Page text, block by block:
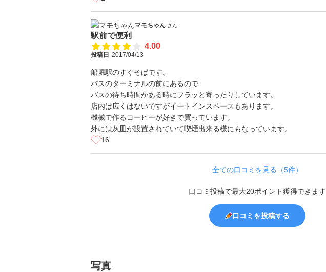
マモちゃん さん
駅前で便利
4.00
投稿日 2017/04/13
船堀駅のすぐそばです。
バスのターミナルの前にあるので
バスの待ち時間がある時にフラッと寄ったりしています。
店内は広くはないですがイートインスペースもあります。
機械で作るコーヒーが好きで買っています。
外には灰皿が設置されていて喫煙出来る様にもなっています。
16
全ての口コミを見る（5件）
口コミ投稿で最大20ポイント獲得できます
口コミを投稿する
写真